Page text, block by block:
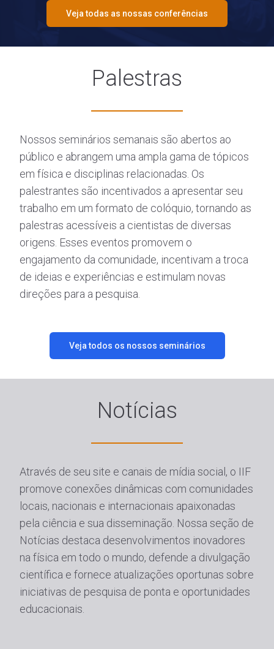
Veja todas as nossas conferências
Palestras
Nossos seminários semanais são abertos ao
público e abrangem uma ampla gama de tópicos
em física e disciplinas relacionadas. Os
palestrantes são incentivados a apresentar seu
trabalho em um formato de colóquio, tornando as
palestras acessíveis a cientistas de diversas
origens. Esses eventos promovem o
engajamento da comunidade, incentivam a troca
de ideias e experiências e estimulam novas
direções para a pesquisa.
Veja todos os nossos seminários
Notícias
Através de seu site e canais de mídia social, o IIF
promove conexões dinâmicas com comunidades
locais, nacionais e internacionais apaixonadas
pela ciência e sua disseminação. Nossa seção de
Notícias destaca desenvolvimentos inovadores
na física em todo o mundo, defende a divulgação
científica e fornece atualizações oportunas sobre
iniciativas de pesquisa de ponta e oportunidades
educacionais.